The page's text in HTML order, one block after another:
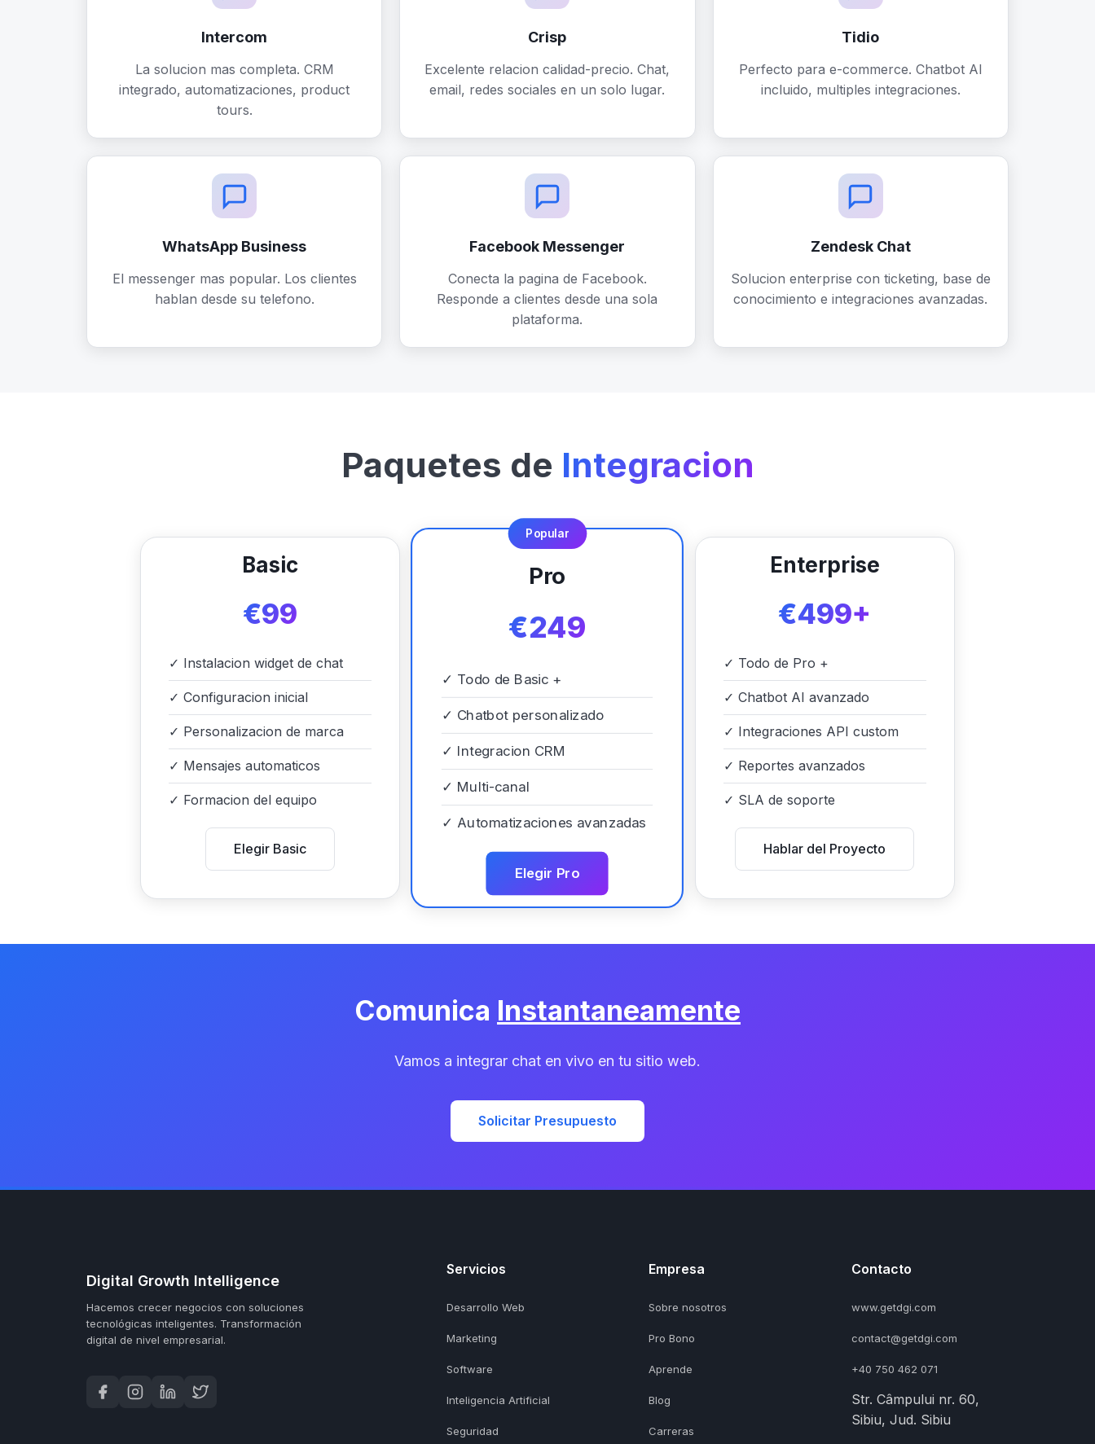
Intercom
La solucion mas completa. CRM
integrado, automatizaciones, product
tours.
Crisp
Excelente relacion calidad-precio. Chat,
email, redes sociales en un solo lugar.
Tidio
Perfecto para e-commerce. Chatbot AI
incluido, multiples integraciones.
WhatsApp Business
El messenger mas popular. Los clientes
hablan desde su telefono.
Facebook Messenger
Conecta la pagina de Facebook.
Responde a clientes desde una sola
plataforma.
Zendesk Chat
Solucion enterprise con ticketing, base de
conocimiento e integraciones avanzadas.
Paquetes de Integracion
Basic
€99
✓ Instalacion widget de chat
✓ Configuracion inicial
✓ Personalizacion de marca
✓ Mensajes automaticos
✓ Formacion del equipo
Elegir Basic
Popular
Pro
€249
✓ Todo de Basic +
✓ Chatbot personalizado
✓ Integracion CRM
✓ Multi-canal
✓ Automatizaciones avanzadas
Elegir Pro
Enterprise
€499+
✓ Todo de Pro +
✓ Chatbot AI avanzado
✓ Integraciones API custom
✓ Reportes avanzados
✓ SLA de soporte
Hablar del Proyecto
Comunica Instantaneamente
Vamos a integrar chat en vivo en tu sitio web.
Solicitar Presupuesto
Digital Growth Intelligence
Hacemos crecer negocios con soluciones
tecnológicas inteligentes. Transformación
digital de nivel empresarial.
Servicios
Desarrollo Web
Marketing
Software
Inteligencia Artificial
Seguridad
Empresa
Sobre nosotros
Pro Bono
Aprende
Blog
Carreras
Contacto
www.getdgi.com
contact@getdgi.com
+40 750 462 071
Str. Câmpului nr. 60,
Sibiu, Jud. Sibiu